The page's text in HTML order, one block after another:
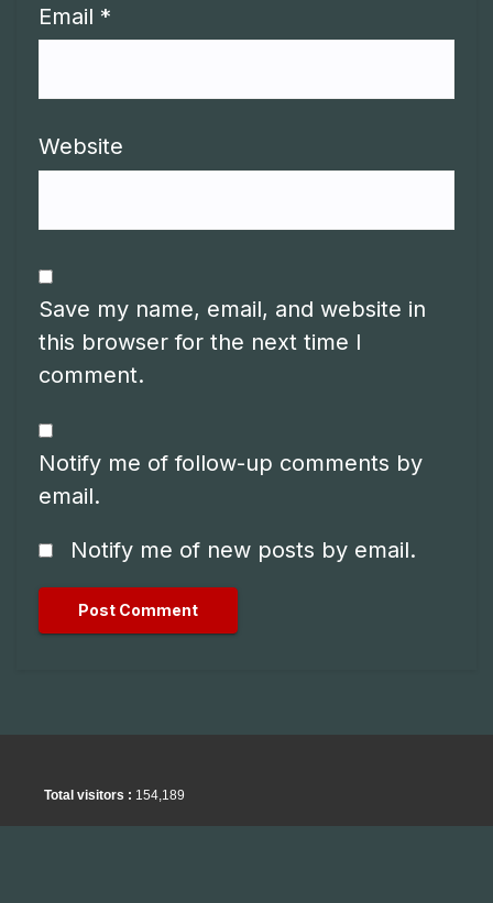
Email *
Website
Save my name, email, and website in
this browser for the next time I
comment.
Notify me of follow-up comments by
email.
Notify me of new posts by email.
Total visitors : 154,189